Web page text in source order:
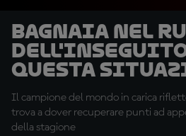
Bagnaia nel
questa
Il campione del mondo in carica
trova a dover recuperare punti ad
della stagione